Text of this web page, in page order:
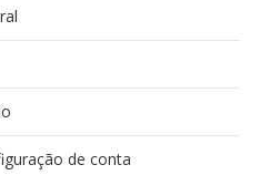
de conta